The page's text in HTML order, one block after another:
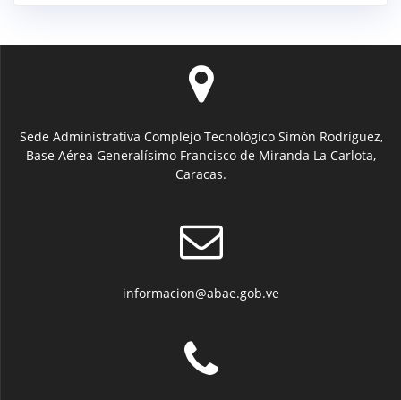
Sede Administrativa Complejo Tecnológico Simón Rodríguez,
Base Aérea Generalísimo Francisco de Miranda La Carlota,
Caracas.
informacion@abae.gob.ve